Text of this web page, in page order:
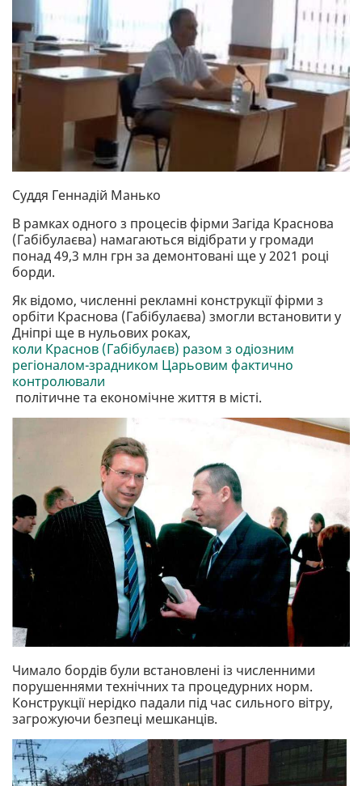
Суддя Геннадій Манько
В рамках одного з процесів фірми Загіда Краснова
(Габібулаєва) намагаються відібрати у громади
понад 49,3 млн грн за демонтовані ще у 2021 році
борди.
Як відомо, численні рекламні конструкції фірми з
орбіти Краснова (Габібулаєва) змогли встановити у
Дніпрі ще в нульових роках,
коли Краснов (Габібулаєв) разом з одіозним
регіоналом-зрадником Царьовим фактично
контролювали
політичне та економічне життя в місті.
Чимало бордів були встановлені із численними
порушеннями технічних та процедурних норм.
Конструкції нерідко падали під час сильного вітру,
загрожуючи безпеці мешканців.